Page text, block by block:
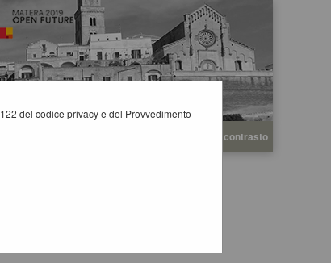
Alto contrasto
del codice privacy e del Provvedimento